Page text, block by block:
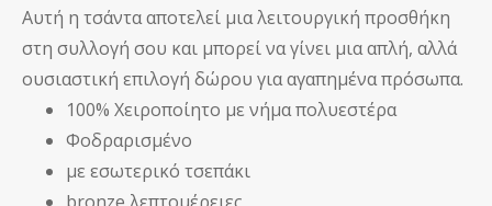
Αυτή η τσάντα αποτελεί μια λειτουργική προσθήκη
στη συλλογή σου και μπορεί να γίνει μια απλή, αλλά
ουσιαστική επιλογή δώρου για αγαπημένα πρόσωπα.
100% Χειροποίητο με νήμα πολυεστέρα
Φοδραρισμένο
με εσωτερικό τσεπάκι